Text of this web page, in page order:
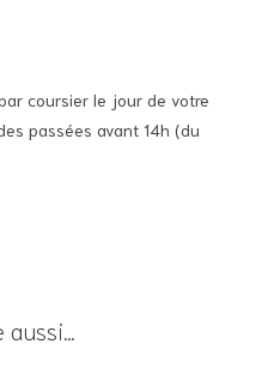
coursier le jour de votre
passées avant 14h (du